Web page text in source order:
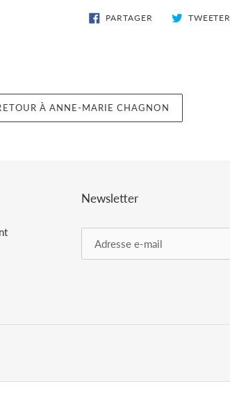
PARTAGER PARTAGERTWEETER
À ANNE-MARIE CHAGNON
Newsletter